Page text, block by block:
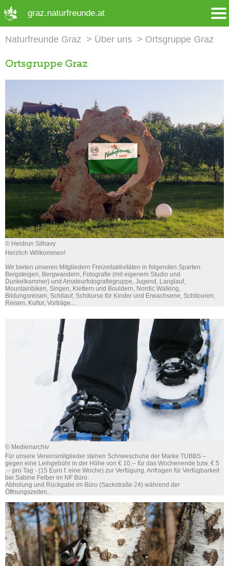
graz.naturfreunde.at
Naturfreunde Graz Über uns Ortsgruppe Graz
Ortsgruppe Graz
© Heidrun Silhavy
Herzlich Willkommen!
Wir bieten unseren Mitgliedern Freizeitaktivitäten in folgenden Sparten:
Bergsteigen, Bergwandern, Fotografie (mit eigenem Studio und
Dunkelkammer) und Amateurfotografiegruppe, Jugend, Langlauf,
Mountainbiken, Singen, Klettern und Bouldern, Nordic Walking,
Bildungsreisen, Schilauf, Schikurse für Kinder und Erwachsene, Schitouren,
Reisen, Kultur, Vorträge....
© Medienarchiv
Für unsere Vereinsmitglieder stehen Schneeschuhe der Marke TUBBS –
gegen eine Leihgebühr in der Höhe von € 10,-- für das Wochenende bzw. € 5
.-- pro Tag - (15 Euro f. eine Woche) zur Verfügung. Anfragen für Verfügbarkeit
bei Sabine Felber im NF Büro.
Abholung und Rückgabe im Büro (Sackstraße 24) während der
Öffnungszeiten..